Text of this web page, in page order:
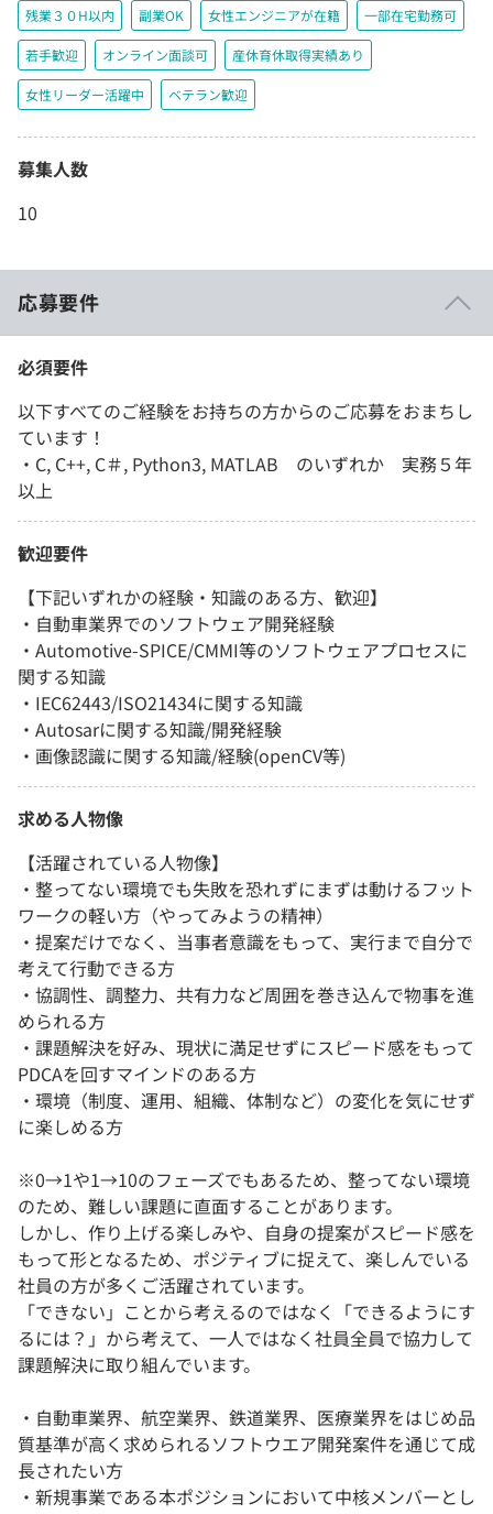
残業３０H以内 副業OK 女性エンジニアが在籍 一部在宅勤務可
若手歓迎 オンライン面談可 産休育休取得実績あり
女性リーダー活躍中 ベテラン歓迎
募集人数
10
応募要件
必須要件
以下すべてのご経験をお持ちの方からのご応募をおまちし
ています！
・C, C++, C＃, Python3, MATLAB のいずれか 実務５年
以上
歓迎要件
【下記いずれかの経験・知識のある方、歓迎】
・自動車業界でのソフトウェア開発経験
・Automotive-SPICE/CMMI等のソフトウェアプロセスに
関する知識
・IEC62443/ISO21434に関する知識
・Autosarに関する知識/開発経験
・画像認識に関する知識/経験(openCV等)
求める人物像
【活躍されている人物像】
・整ってない環境でも失敗を恐れずにまずは動けるフット
ワークの軽い方（やってみようの精神）
・提案だけでなく、当事者意識をもって、実行まで自分で
考えて行動できる方
・協調性、調整力、共有力など周囲を巻き込んで物事を進
められる方
・課題解決を好み、現状に満足せずにスピード感をもって
PDCAを回すマインドのある方
・環境（制度、運用、組織、体制など）の変化を気にせず
に楽しめる方
※0→1や1→10のフェーズでもあるため、整ってない環境
のため、難しい課題に直面することがあります。
しかし、作り上げる楽しみや、自身の提案がスピード感を
もって形となるため、ポジティブに捉えて、楽しんでいる
社員の方が多くご活躍されています。
「できない」ことから考えるのではなく「できるようにす
るには？」から考えて、一人ではなく社員全員で協力して
課題解決に取り組んでいます。
・自動車業界、航空業界、鉄道業界、医療業界をはじめ品
質基準が高く求められるソフトウエア開発案件を通じて成
長されたい方
・新規事業である本ポジションにおいて中核メンバーとし